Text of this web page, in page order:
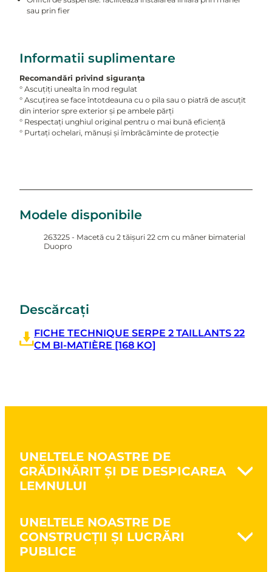
sau prin fier
Informatii suplimentare
Recomandări privind siguranța
° Ascuțiți unealta în mod regulat
° Ascuțirea se face întotdeauna cu o pila sau o piatră de ascuțit
din interior spre exterior și pe ambele părți
° Respectați unghiul original pentru o mai bună eficiență
° Purtați ochelari, mănuși și îmbrăcăminte de protecție
Modele disponibile
263225 - Macetă cu 2 tăișuri 22 cm cu mâner bimaterial
Duopro
Descărcați
FICHE TECHNIQUE SERPE 2 TAILLANTS 22
CM BI-MATIÈRE [168 KO]
UNELTELE NOASTRE DE
GRĂDINĂRIT ȘI DE DESPICAREA
LEMNULUI
Prelucrarea solului
Săparea pământului
Cultivarea pământului
UNELTELE NOASTRE DE
CONSTRUCȚII ȘI LUCRĂRI
PUBLICE